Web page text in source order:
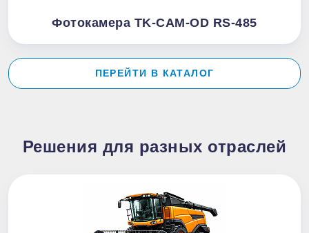
Фотокамера TK-CAM-OD RS-485
ПЕРЕЙТИ В КАТАЛОГ
Решения для разных отраслей